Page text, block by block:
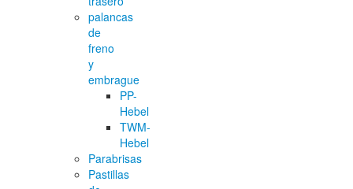
palancas
de
freno
y
embrague
PP-
Hebel
TWM-
Hebel
Parabrisas
Pastillas